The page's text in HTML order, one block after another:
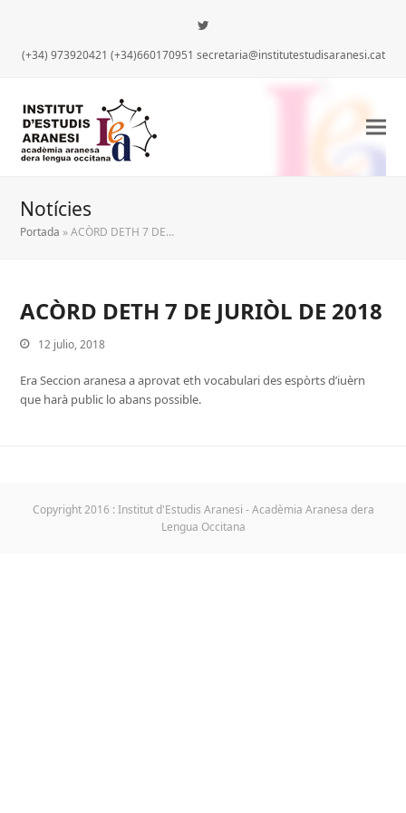
Twitter
(+34) 973920421 (+34)660170951 secretaria@institutestudisaranesi.cat
Notícies
Portada »ACÒRD DETH 7 DE…
ACÒRD DETH 7 DE JURIÒL DE 2018
12 julio, 2018
Era Seccion aranesa a aprovat eth vocabulari des espòrts d’iuèrn
que harà public lo abans possible.
Copyright 2016 : Institut d'Estudis Aranesi - Acadèmia Aranesa dera
Lengua Occitana